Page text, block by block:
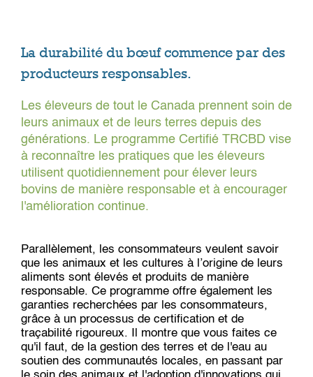
La durabilité du bœuf commence par des
producteurs responsables.
Les éleveurs de tout le Canada prennent soin de
leurs animaux et de leurs terres depuis des
générations. Le programme Certifié TRCBD vise
à reconnaître les pratiques que les éleveurs
utilisent quotidiennement pour élever leurs
bovins de manière responsable et à encourager
l'amélioration continue.
Parallèlement, les consommateurs veulent savoir
que les animaux et les cultures à l’origine de leurs
aliments sont élevés et produits de manière
responsable. Ce programme offre également les
garanties recherchées par les consommateurs,
grâce à un processus de certification et de
traçabilité rigoureux. Il montre que vous faites ce
qu'il faut, de la gestion des terres et de l'eau au
soutien des communautés locales, en passant par